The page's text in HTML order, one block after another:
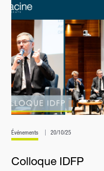
Événements 20/10/25
Colloque IDFP